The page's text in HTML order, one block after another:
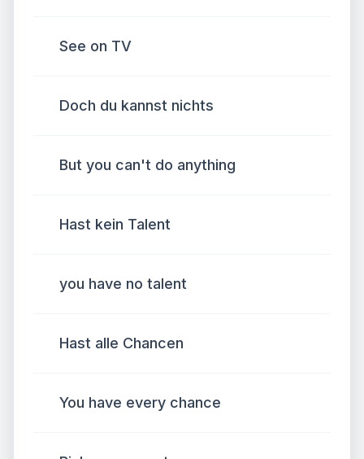
See on TV
Doch du kannst nichts
But you can't do anything
Hast kein Talent
you have no talent
Hast alle Chancen
You have every chance